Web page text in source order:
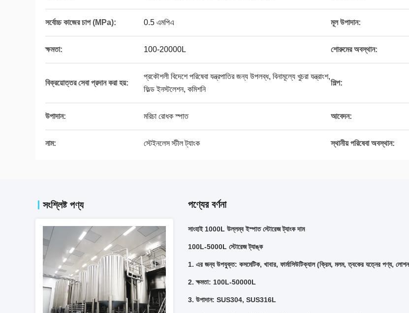
সর্বোচ্চ কাজের চাপ (MPa): 0.5 এমপিএ মূল উপাদান:
ক্ষমতা: 100-20000L শোরুমের অবস্থান:
বিক্রয়োত্তর সেবা প্রদান করা হয়:
প্রকৌশলী বিদেশে পরিষেবা যন্ত্রপাতির জন্য উপলব্ধ, বিনামূল্যে খুচরা যন্ত্রাংশ,
ফিল্ড ইনস্টলেশন, কমিশনি
শিল্প:
উপাদান: মরিচা রোধক স্পাত আবেদন:
নাম: স্টেইনলেস স্টীল ট্যাংক স্থানীয় পরিষেবা অবস্থান:
সংশ্লিষ্ট পণ্য পণ্যের বর্ণনা
সাংহাই 1000L উল্লম্ব ইস্পাত স্টোরেজ ট্যাংক দাম
100L-5000L স্টোরেজ ট্যাঙ্ক
1. এর জন্য উপযুক্ত: কসমেটিক, খাবার, ফার্মাসিউটিক্যাল (ক্রিম, মলম, ত্বকের যত্নের পণ্য,
2. ক্ষমতা: 100L-50000L
3. উপাদান: SUS304, SUS316L